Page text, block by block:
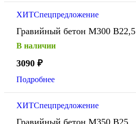
ХИТСпецпредложение
Гравийный бетон М300 В22,5
В наличии
3090 ₽
Подробнее
ХИТСпецпредложение
Гравийный бетон М350 В25